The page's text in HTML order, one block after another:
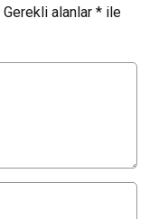
Gerekli alanlar * ile